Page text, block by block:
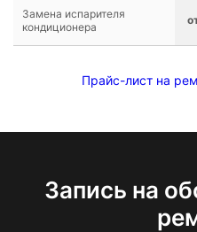
Замена испарителя
кондиционера
Прайс-лист на
Запись на